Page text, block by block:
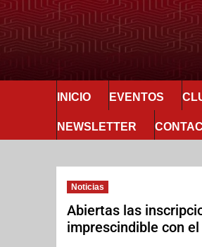
INICIO EVENTOS
NEWSLETTER
Noticias
Abiertas las
imprescindible con